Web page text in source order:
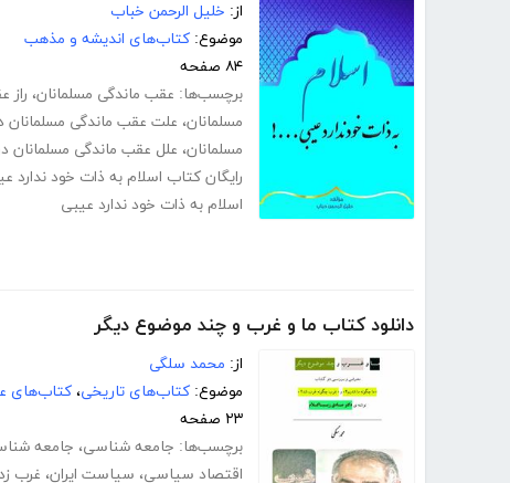
از: خلیل الرحمن خباب
موضوع: کتاب‌های اندیشه و مذهب
۸۴ صفحه
برچسب‌ها: عقب ماندگی مسلمانان، راز
مسلمانان، علت عقب ماندگی مسلمانان
مسلمانان، علل عقب ماندگی مسلمانان
رایگان کتاب اسلام به ذات خود ندارد
اسلام به ذات خود ندارد عیبی
دانلود کتاب ما و غرب و چند موضوع دیگر
از: محمد سلگی
موضوع: کتاب‌های تاریخی، کتاب‌های
۲۳ صفحه
برچسب‌ها: جامعه شناسی، جامعه
اقتصاد سیاسی، سیاست ایران، غرب